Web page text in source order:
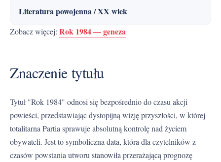
Literatura powojenna / XX wiek
Zobacz więcej: Rok 1984 — geneza
Znaczenie tytułu
Tytuł "Rok 1984" odnosi się bezpośrednio do czasu akcji
powieści, przedstawiając dystopijną wizję przyszłości, w której
totalitarna Partia sprawuje absolutną kontrolę nad życiem
obywateli. Jest to symboliczna data, która dla czytelników z
czasów powstania utworu stanowiła przerażającą prognozę